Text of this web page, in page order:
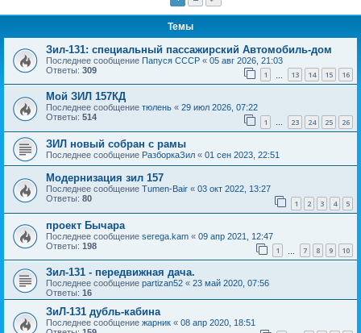
Темы
Зил-131: специальный пассажирский Автомобиль-дом
Последнее сообщение Папуся СССР « 05 авг 2026, 21:03
Ответы: 309 1 13 14 15 16
Мой ЗИЛ 157КД
Последнее сообщение тюлень « 29 июл 2026, 07:22
Ответы: 514 1 … 23 24 25 26
ЗИЛ новый собран с рамы
Последнее сообщение РазборкаЗил « 01 сен 2023, 22:51
Модернизация зил 157
Последнее сообщение Tumen-Bair « 03 окт 2022, 13:27
Ответы: 80 1 2 3 4 5
проект Бычара
Последнее сообщение serega.kam « 09 апр 2021, 12:47
Ответы: 198 1 7 8 9 10
Зил-131 - передвижная дача.
Последнее сообщение partizan52 « 23 май 2020, 07:56
Ответы: 16
ЗиЛ-131 дубль-кабина
Последнее сообщение жарник « 08 апр 2020, 18:51